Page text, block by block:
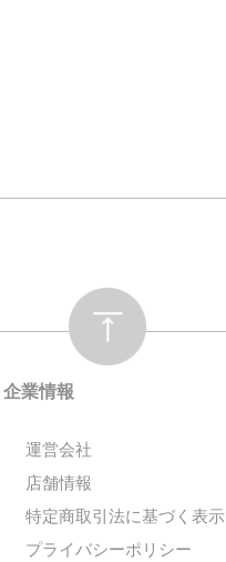
企業情報
運営会社
店舗情報
特定商取引法に基づく表示
プライバシーポリシー